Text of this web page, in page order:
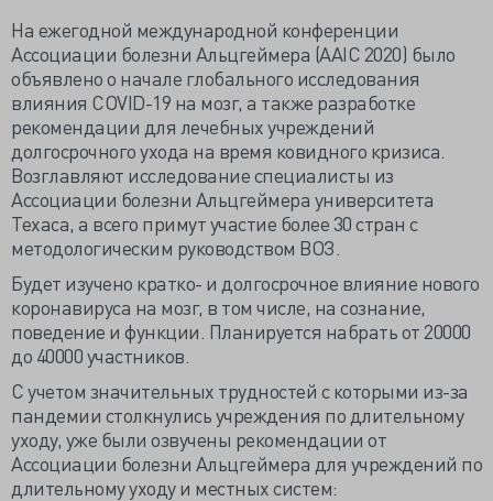
На ежегодной международной конференции
Ассоциации болезни Альцгеймера (AAIC 2020) было
объявлено о начале глобального исследования
влияния COVID-19 на мозг, а также разработке
рекомендации для лечебных учреждений
долгосрочного ухода на время ковидного кризиса.
Возглавляют исследование специалисты из
Ассоциации болезни Альцгеймера университета
Техаса, а всего примут участие более 30 стран с
методологическим руководством ВОЗ.
Будет изучено кратко- и долгосрочное влияние нового
коронавируса на мозг, в том числе, на сознание,
поведение и функции. Планируется набрать от 20000
до 40000 участников.
С учетом значительных трудностей с которыми из-за
пандемии столкнулись учреждения по длительному
уходу, уже были озвучены рекомендации от
Ассоциации болезни Альцгеймера для учреждений по
длительному уходу и местных систем: